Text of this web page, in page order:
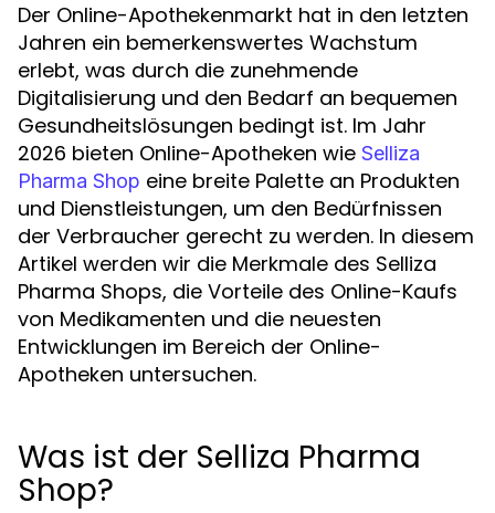
Der Online-Apothekenmarkt hat in den letzten
Jahren ein bemerkenswertes Wachstum
erlebt, was durch die zunehmende
Digitalisierung und den Bedarf an bequemen
Gesundheitslösungen bedingt ist. Im Jahr
2026 bieten Online-Apotheken wie Selliza
Pharma Shop eine breite Palette an Produkten
und Dienstleistungen, um den Bedürfnissen
der Verbraucher gerecht zu werden. In diesem
Artikel werden wir die Merkmale des Selliza
Pharma Shops, die Vorteile des Online-Kaufs
von Medikamenten und die neuesten
Entwicklungen im Bereich der Online-
Apotheken untersuchen.
Was ist der Selliza Pharma
Shop?